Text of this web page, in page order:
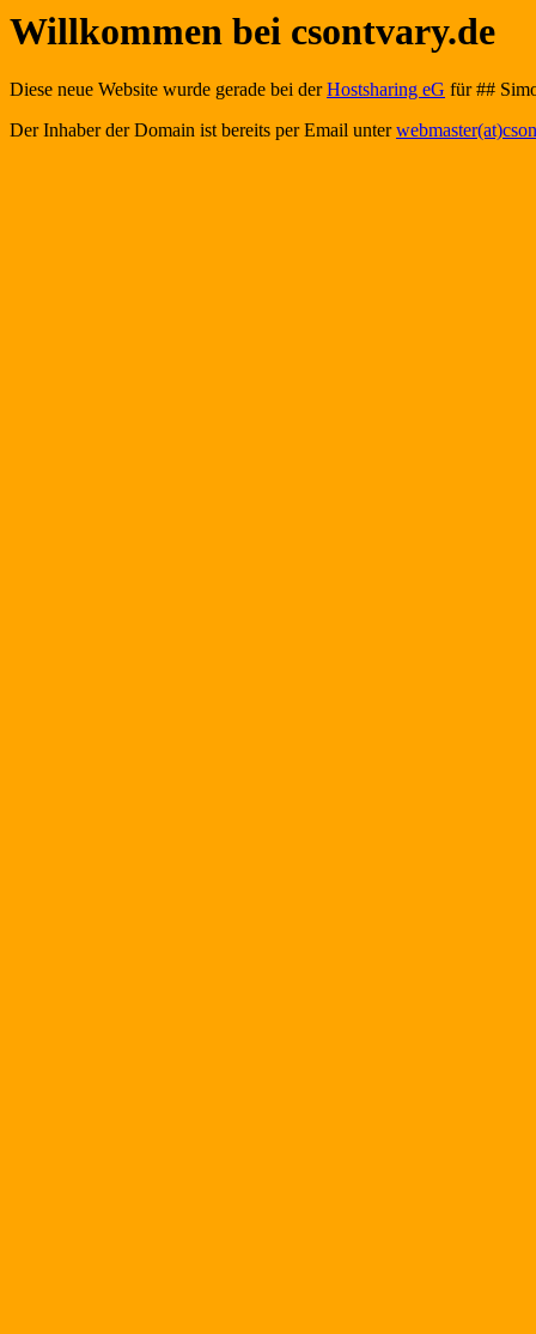
Willkommen bei csontvary.de
Diese neue Website wurde gerade bei derHostsharing eG für ##
Der Inhaber der Domain ist bereits per Email unter